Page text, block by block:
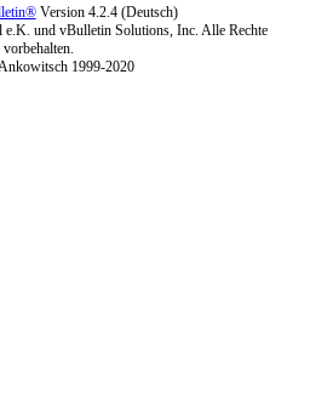
Version 4.2.4 (Deutsch)
und vBulletin Solutions, Inc. Alle Rechte
vorbehalten.
1999-2020